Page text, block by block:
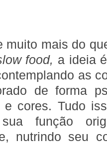
muito mais do
food, a ideia
as
de forma
e cores. Tudo
sua função
nutrindo seu